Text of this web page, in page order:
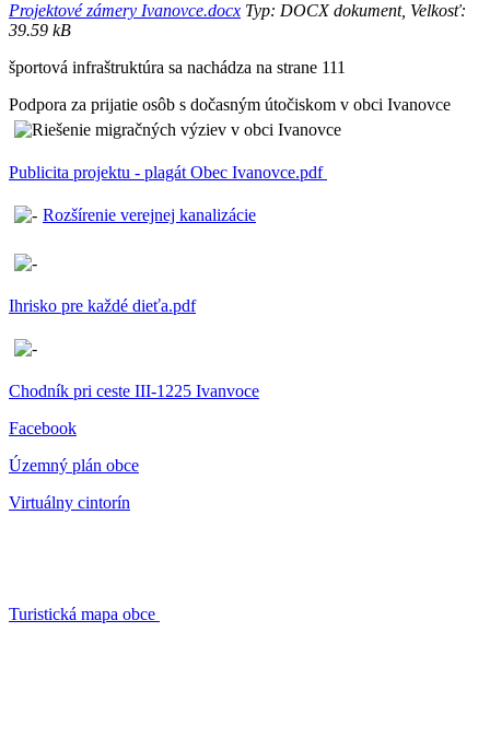
Projektové zámery Ivanovce.docx Typ: DOCX dokument, Velkosť:
39.59 kB
športová infraštruktúra sa nachádza na strane 111
Podpora za prijatie osôb s dočasným útočiskom v obci Ivanovce
Publicita projektu - plagát Obec Ivanovce.pdf
Rozšírenie verejnej kanalizácie
Ihrisko pre každé dieťa.pdf
Chodník pri ceste III-1225 Ivanvoce
Facebook
Územný plán obce
Virtuálny cintorín
Turistická mapa obce